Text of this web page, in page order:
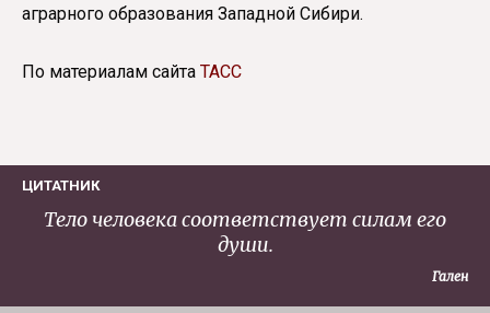
аграрного образования Западной Сибири.
По материалам сайта ТАСС
ЦИТАТНИК
Тело человека соответствует силам его
души.
Гален